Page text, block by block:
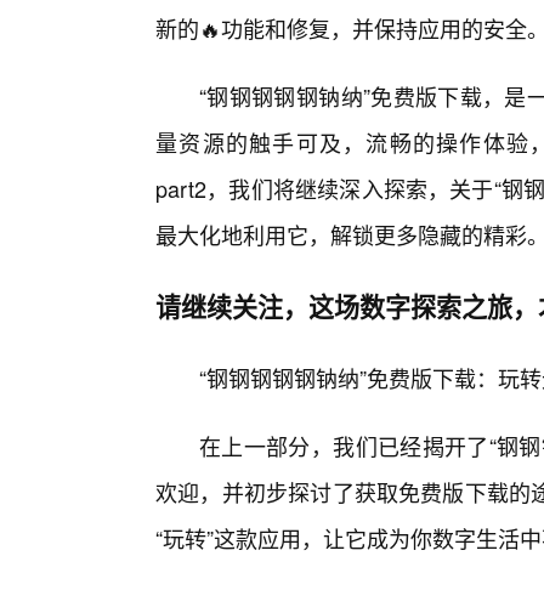
新的🔥功能和修复，并保持应用的安全
“钢钢钢钢钢钠纳”免费版下载，
量资源的触手可及，流畅的操作体
part2，我们将继续深入探索，关于“钢
最大化地利用它，解锁更多隐藏的精彩
请继续关注，这场数字探索之旅
“钢钢钢钢钢钠纳”免费版下载：玩
在上一部分，我们已经揭开了“钢
欢迎，并初步探讨了获取免费版下载
“玩转”这款应用，让它成为你数字生活